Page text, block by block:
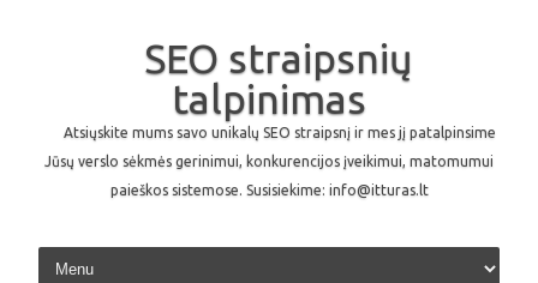
SEO straipsnių
talpinimas
Atsiųskite mums savo unikalų SEO straipsnį ir mes jį patalpinsime
Jūsų verslo sėkmės gerinimui, konkurencijos įveikimui, matomumui
paieškos sistemose. Susisiekime: info@itturas.lt
Skip to content